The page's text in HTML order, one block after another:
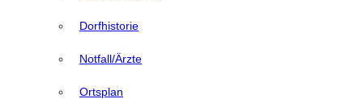
Dorfhistorie
Notfall/Ärzte
Ortsplan